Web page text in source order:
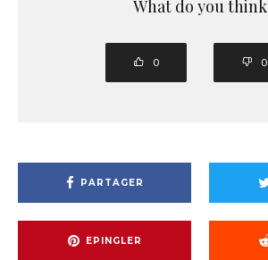
What do you think
0 0
PARTAGER
EPINGLER